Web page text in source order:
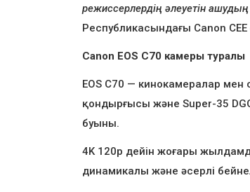
режиссерлердің әлеуетін
Республикасындағы Canon
Canon EOS С70 камеры туралы
EOS C70 — кинокамералар
қондырғысы және Super-35
буыны.
4K 120p дейін жоғары
динамикалы және әсерлі